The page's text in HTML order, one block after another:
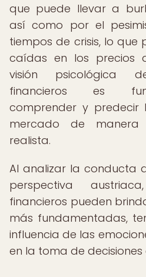
que puede llevar a
así como por el
tiempos de crisis, lo que
caídas en los precios
visión psicológica
financieros es
comprender y predecir
mercado de
realista.
Al analizar la conducta
perspectiva
financieros pueden
más fundamentadas,
influencia de las
en la toma de decisiones